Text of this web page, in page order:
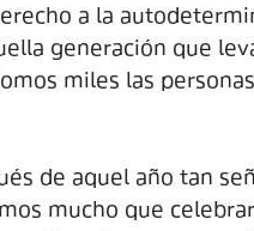
a la
generación que
miles las
de aquel año tan
mucho que